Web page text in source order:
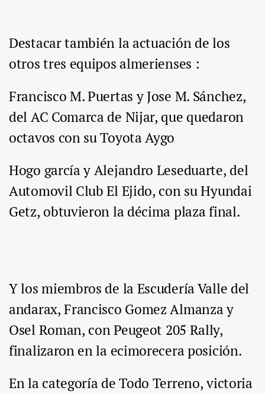
Destacar también la actuación de los
otros tres equipos almerienses :
Francisco M. Puertas y Jose M. Sánchez,
del AC Comarca de Nijar, que quedaron
octavos con su Toyota Aygo
Hogo garcía y Alejandro Leseduarte, del
Automovil Club El Ejido, con su Hyundai
Getz, obtuvieron la décima plaza final.
Y los miembros de la Escudería Valle del
andarax, Francisco Gomez Almanza y
Osel Roman, con Peugeot 205 Rally,
finalizaron en la ecimorecera posición.
En la categoría de Todo Terreno, victoria